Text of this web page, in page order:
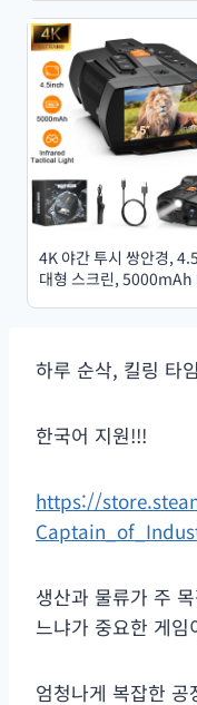
PC/PS5/4 믹서용, 게이
이크 (Ampligame AM8)
4K 야간 투시 쌍안경,
대형 스크린, 5000mAh
하루 순삭, 킬링 타
한국어 지원!!!
https://
생산과 물류가 주
느냐가 중요한 게임
엄청나게 복잡한